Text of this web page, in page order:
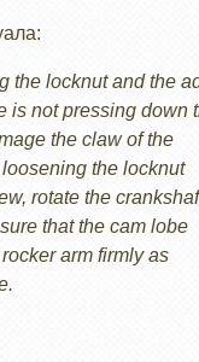
the locknut and the
is not pressing down
the claw of the
the locknut
rotate the
that the cam lobe
arm firmly as